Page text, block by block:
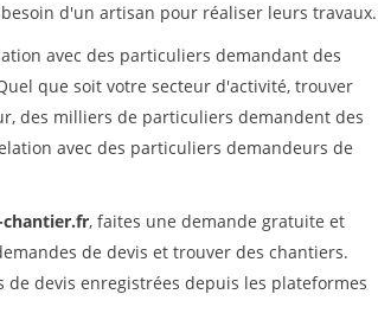
d'un artisan pour réaliser leurs travaux.
avec des particuliers demandant des
que soit votre secteur d'activité, trouver
des milliers de particuliers demandent des
avec des particuliers demandeurs de
chantier.fr, faites une demande gratuite et
de devis et trouver des chantiers.
de devis enregistrées depuis les plateformes